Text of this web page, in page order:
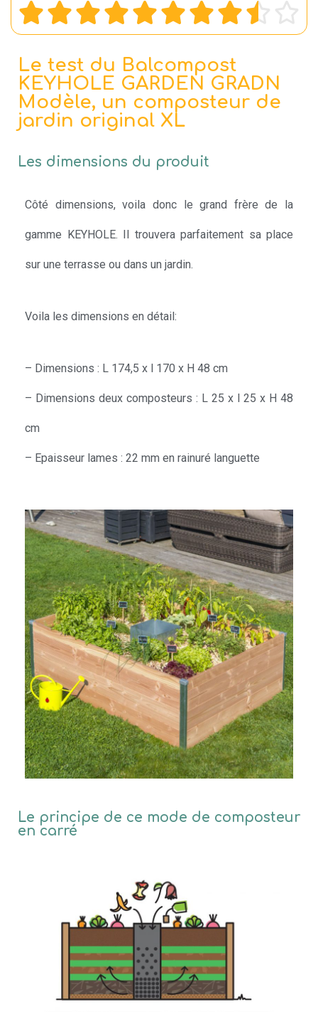
 
Le test du Balcompost
KEYHOLE GARDEN GRADN
Modèle, un composteur de
jardin original XL
Les dimensions du produit
Côté dimensions, voila donc le grand frère de la
gamme KEYHOLE. Il trouvera parfaitement sa place
sur une terrasse ou dans un jardin.
Voila les dimensions en détail:
– Dimensions : L 174,5 x l 170 x H 48 cm
– Dimensions deux composteurs : L 25 x l 25 x H 48
cm
– Epaisseur lames : 22 mm en rainuré languette
Le principe de ce mode de composteur
en carré